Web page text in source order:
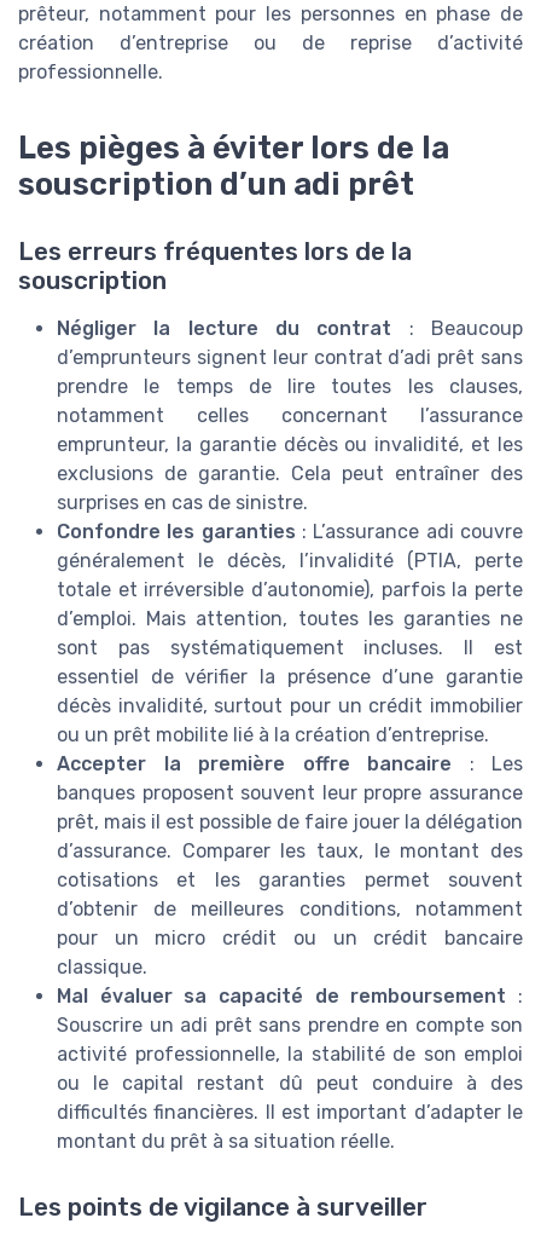
prêteur, notamment pour les personnes en phase de
création d’entreprise ou de reprise d’activité
professionnelle.
Les pièges à éviter lors de la
souscription d’un adi prêt
Les erreurs fréquentes lors de la
souscription
Négliger la lecture du contrat : Beaucoup
d’emprunteurs signent leur contrat d’adi prêt sans
prendre le temps de lire toutes les clauses,
notamment celles concernant l’assurance
emprunteur, la garantie décès ou invalidité, et les
exclusions de garantie. Cela peut entraîner des
surprises en cas de sinistre.
Confondre les garanties : L’assurance adi couvre
généralement le décès, l’invalidité (PTIA, perte
totale et irréversible d’autonomie), parfois la perte
d’emploi. Mais attention, toutes les garanties ne
sont pas systématiquement incluses. Il est
essentiel de vérifier la présence d’une garantie
décès invalidité, surtout pour un crédit immobilier
ou un prêt mobilite lié à la création d’entreprise.
Accepter la première offre bancaire : Les
banques proposent souvent leur propre assurance
prêt, mais il est possible de faire jouer la délégation
d’assurance. Comparer les taux, le montant des
cotisations et les garanties permet souvent
d’obtenir de meilleures conditions, notamment
pour un micro crédit ou un crédit bancaire
classique.
Mal évaluer sa capacité de remboursement :
Souscrire un adi prêt sans prendre en compte son
activité professionnelle, la stabilité de son emploi
ou le capital restant dû peut conduire à des
difficultés financières. Il est important d’adapter le
montant du prêt à sa situation réelle.
Les points de vigilance à surveiller